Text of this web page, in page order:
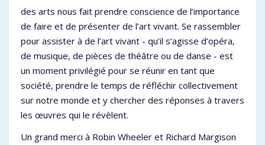
des arts nous fait prendre conscience de l’importance
de faire et de présenter de l’art vivant. Se rassembler
pour assister à de l’art vivant - qu’il s’agisse d’opéra,
de musique, de pièces de théâtre ou de danse - est
un moment privilégié pour se réunir en tant que
société, prendre le temps de réfléchir collectivement
sur notre monde et y chercher des réponses à travers
les œuvres qui le révèlent.
Un grand merci à Robin Wheeler et Richard Margison